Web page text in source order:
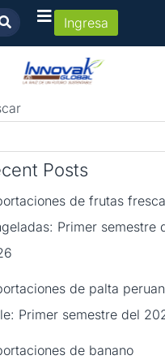
Ingresa
Posts
de frutas
Primer semestre
de palta
Primer semestre del
de banano